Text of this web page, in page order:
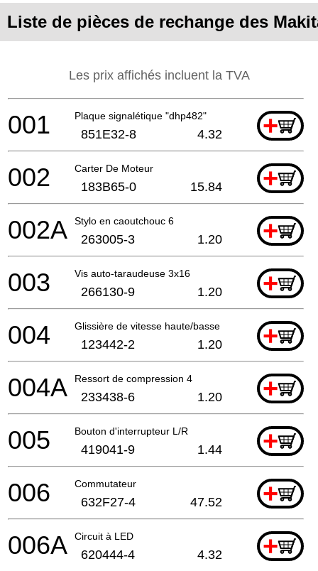
Liste de pièces de rechange des
Les prix affichés incluent la TVA
Plaque signalétique "dhp482" +
001 851E32-8 4.32
Carter De Moteur +
002 183B65-0 15.84
Stylo en caoutchouc 6 +
002A 263005-3 1.20
Vis auto-taraudeuse 3x16 +
003 266130-9 1.20
Glissière de vitesse haute/basse +
004 123442-2 1.20
Ressort de compression 4 +
004A 233438-6 1.20
Bouton d'interrupteur L/R +
005 419041-9 1.44
Commutateur +
006 632F27-4 47.52
Circuit à LED +
006A 620444-4 4.32